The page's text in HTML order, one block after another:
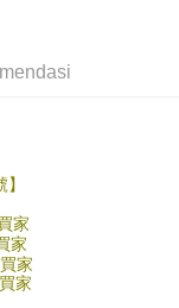
SMS.
tolak aplikasi
atau perbankan
tolak aplikasi
pesanan
pesanan
家
家
家
家